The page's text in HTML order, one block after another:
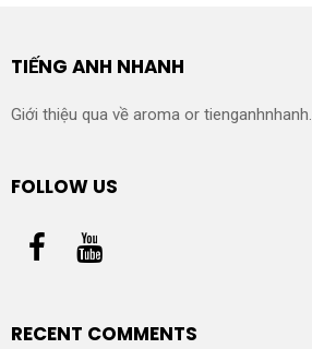
TIẾNG ANH NHANH
Giới thiệu qua về aroma or tienganhnhanh.
FOLLOW US
RECENT COMMENTS